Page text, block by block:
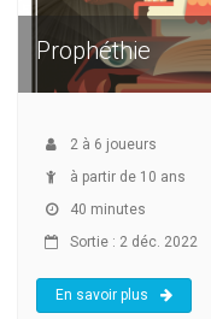
Prophéthie
2 à 6 joueurs
à partir de 10 ans
40 minutes
Sortie : 2 déc. 2022
En savoir plus